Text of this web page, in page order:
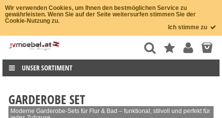
Wir verwenden Cookies, um Ihnen den bestmöglichen Service zu
gewährleisten. Wenn Sie auf der Seite weitersurfen stimmen Sie der
Cookie-Nutzung zu.
Ich stimme zu
UNSER SORTIMENT
GARDEROBE SET
Moderne Garderobe-Sets für Flur & Bad – funktional, stilvoll und perfekt für